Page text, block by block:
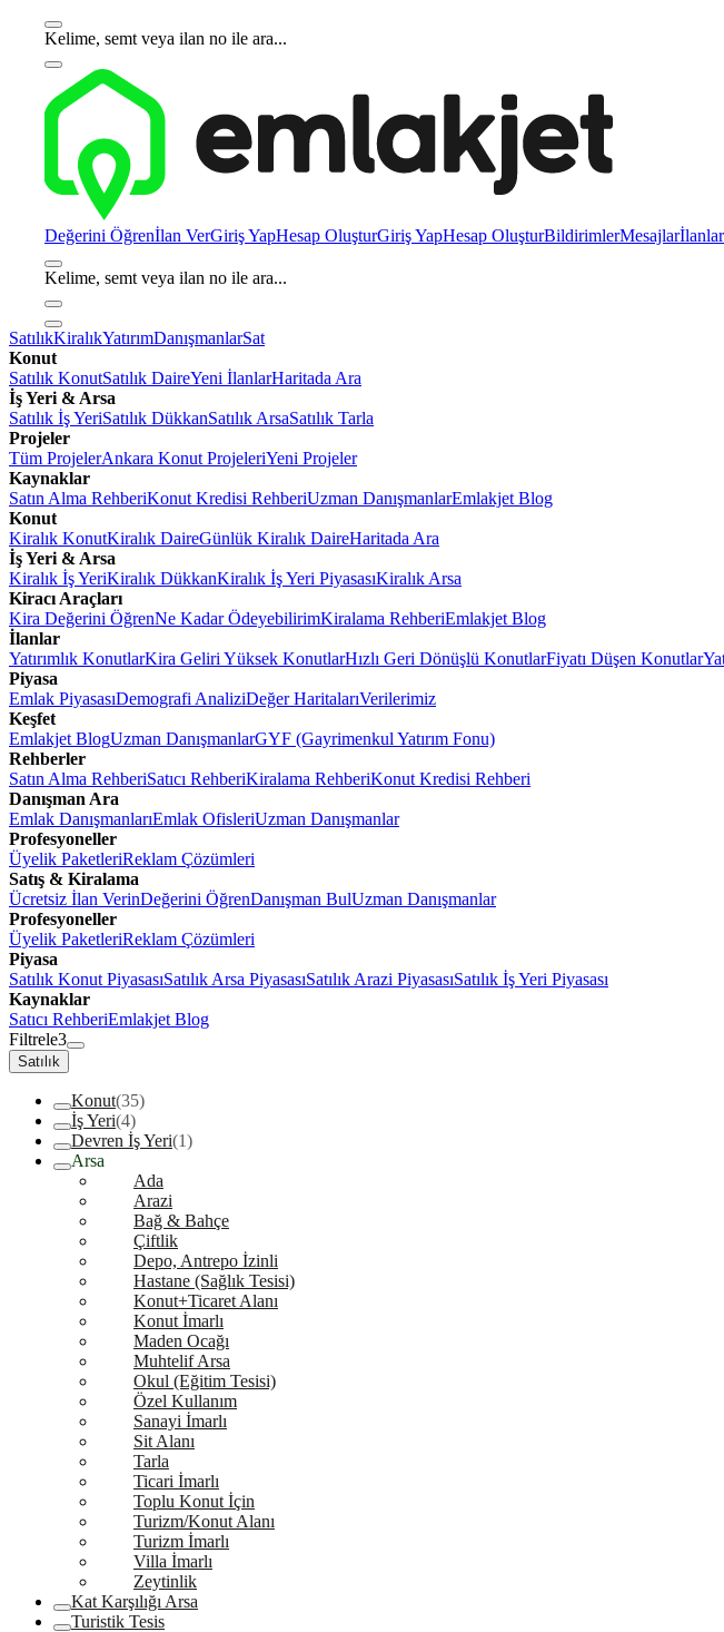
Kelime, semt veya ilan no ile ara...
Değerini Öğrenİlan VerGiriş YapHesap OluşturGiriş YapHesap OluşturBildirimlerMesajlar
Kelime, semt veya ilan no ile ara...
SatılıkKiralıkYatırımDanışmanlarSat
Konut
Satılık KonutSatılık DaireYeni İlanlarHaritada Ara
İş Yeri & Arsa
Satılık İş YeriSatılık DükkanSatılık ArsaSatılık Tarla
Projeler
Tüm ProjelerAnkara Konut ProjeleriYeni Projeler
Kaynaklar
Satın Alma RehberiKonut Kredisi RehberiUzman DanışmanlarEmlakjet Blog
Konut
Kiralık KonutKiralık DaireGünlük Kiralık DaireHaritada Ara
İş Yeri & Arsa
Kiralık İş YeriKiralık DükkanKiralık İş Yeri PiyasasıKiralık Arsa
Kiracı Araçları
Kira Değerini ÖğrenNe Kadar ÖdeyebilirimKiralama RehberiEmlakjet Blog
İlanlar
Yatırımlık KonutlarKira Geliri Yüksek KonutlarHızlı Geri Dönüşlü KonutlarFiyatı Düşen Konutlar
Piyasa
Emlak PiyasasıDemografi AnaliziDeğer HaritalarıVerilerimiz
Keşfet
Emlakjet BlogUzman DanışmanlarGYF (Gayrimenkul Yatırım Fonu)
Rehberler
Satın Alma RehberiSatıcı RehberiKiralama RehberiKonut Kredisi Rehberi
Danışman Ara
Emlak DanışmanlarıEmlak OfisleriUzman Danışmanlar
Profesyoneller
Üyelik PaketleriReklam Çözümleri
Satış & Kiralama
Ücretsiz İlan VerinDeğerini ÖğrenDanışman BulUzman Danışmanlar
Profesyoneller
Üyelik PaketleriReklam Çözümleri
Piyasa
Satılık Konut PiyasasıSatılık Arsa PiyasasıSatılık Arazi PiyasasıSatılık İş Yeri Piyasası
Kaynaklar
Satıcı RehberiEmlakjet Blog
Filtrele3
Satılık
Konut(35)
İş Yeri(4)
Devren İş Yeri(1)
Arsa
Ada
Arazi
Bağ & Bahçe
Çiftlik
Depo, Antrepo İzinli
Hastane (Sağlık Tesisi)
Konut+Ticaret Alanı
Konut İmarlı
Maden Ocağı
Muhtelif Arsa
Okul (Eğitim Tesisi)
Özel Kullanım
Sanayi İmarlı
Sit Alanı
Tarla
Ticari İmarlı
Toplu Konut İçin
Turizm/Konut Alanı
Turizm İmarlı
Villa İmarlı
Zeytinlik
Kat Karşılığı Arsa
Turistik Tesis